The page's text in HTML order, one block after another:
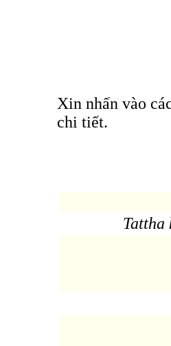
Xin nhấn vào
chi tiết.
Tattha